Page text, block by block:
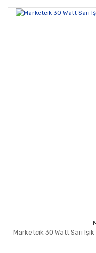
Marketcik 30 Watt Sarı